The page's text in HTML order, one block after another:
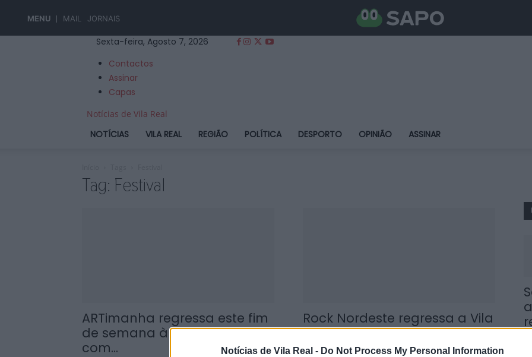
Notícias de Vila Real - Do Not Process My Personal Information
MENU MAIL JORNAIS
Sexta-feira, Agosto 7, 2026
Contactos
Assinar
Capas
Notícias de Vila Real
NOTÍCIAS VILA REAL REGIÃO POLÍTICA DESPORTO OPINIÃO ASSINAR
Tag: Festival
ARTimanha regressa este fim
de semana à Lagoa do Alvão
com...
Rock Nordeste regressa a Vila
Real com dois dias de
música...